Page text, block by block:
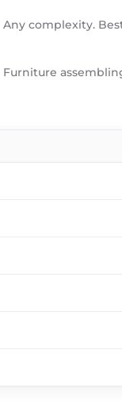
Any complexity.
Furniture